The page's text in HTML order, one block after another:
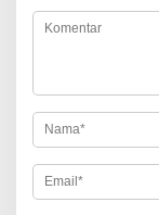
o
s